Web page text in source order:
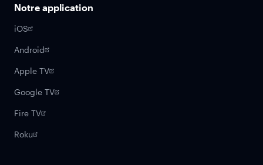
Notre application
iOS
Android
Apple TV
Google TV
Fire TV
Roku